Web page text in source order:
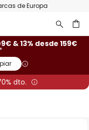
de Europa
& 13% desde 159€
dto.